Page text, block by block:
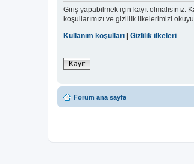
Giriş yapabilmek için kayıt olmalısınız.
koşullarımızı ve gizlilik ilkelerimizi
Kullanım koşulları
Gizlilik ilkeleri
Kayıt
Forum ana sayfa